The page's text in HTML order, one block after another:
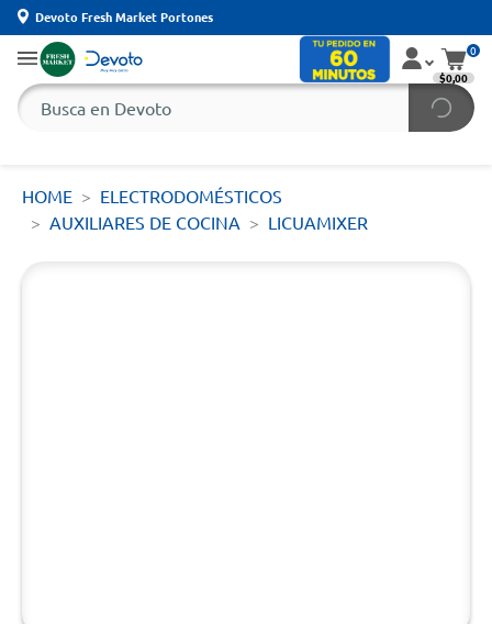
Devoto Fresh Market Portones
0
$0,00
HOME
ELECTRODOMÉSTICOS
AUXILIARES DE COCINA
LICUAMIXER